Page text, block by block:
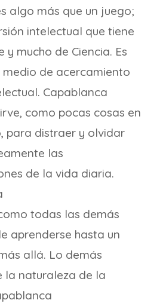
algo más que un juego;
intelectual que tiene
y mucho de Ciencia. Es
medio de acercamiento
Capablanca
como pocas cosas en
para distraer y olvidar
las
de la vida diaria.
todas las demás
aprenderse hasta un
allá. Lo demás
la naturaleza de la